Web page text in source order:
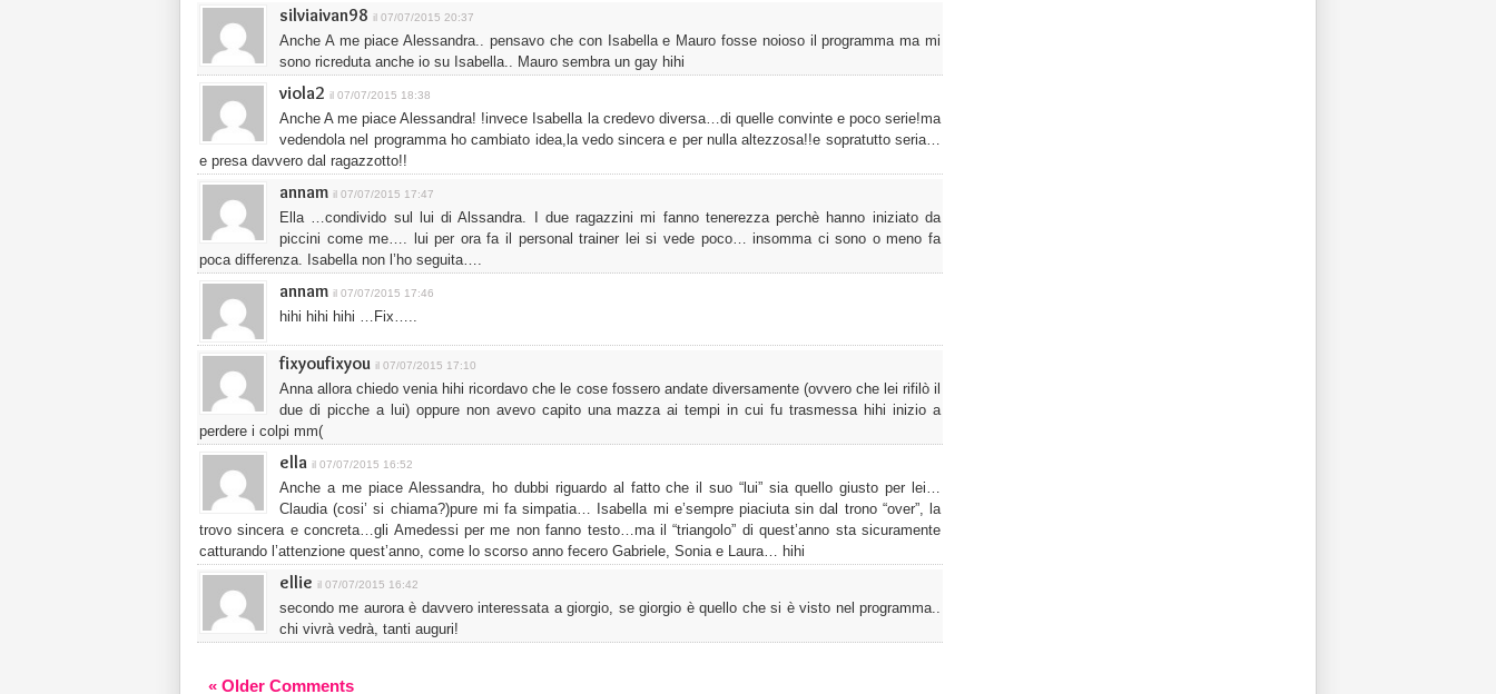
silviaivan98 il 07/07/2015 20:37
Anche A me piace Alessandra.. pensavo che con Isabella e Mauro fosse noioso il programma ma mi
sono ricreduta anche io su Isabella.. Mauro sembra un gay hihi
viola2 il 07/07/2015 18:38
Anche A me piace Alessandra! !invece Isabella la credevo diversa…di quelle convinte e poco serie!ma
vedendola nel programma ho cambiato idea,la vedo sincera e per nulla altezzosa!!e sopratutto seria…
e presa davvero dal ragazzotto!!
annam il 07/07/2015 17:47
Ella …condivido sul lui di Alssandra. I due ragazzini mi fanno tenerezza perchè hanno iniziato da
piccini come me…. lui per ora fa il personal trainer lei si vede poco… insomma ci sono o meno fa
poca differenza. Isabella non l’ho seguita….
annam il 07/07/2015 17:46
hihi hihi hihi …Fix…..
fixyoufixyou il 07/07/2015 17:10
Anna allora chiedo venia hihi ricordavo che le cose fossero andate diversamente (ovvero che lei rifilò il
due di picche a lui) oppure non avevo capito una mazza ai tempi in cui fu trasmessa hihi inizio a
perdere i colpi mm(
ella il 07/07/2015 16:52
Anche a me piace Alessandra, ho dubbi riguardo al fatto che il suo “lui” sia quello giusto per lei…
Claudia (cosi’ si chiama?)pure mi fa simpatia… Isabella mi e’sempre piaciuta sin dal trono “over”, la
trovo sincera e concreta…gli Amedessi per me non fanno testo…ma il “triangolo” di quest’anno sta sicuramente
catturando l’attenzione quest’anno, come lo scorso anno fecero Gabriele, Sonia e Laura… hihi
ellie il 07/07/2015 16:42
secondo me aurora è davvero interessata a giorgio, se giorgio è quello che si è visto nel programma..
chi vivrà vedrà, tanti auguri!
« Older Comments